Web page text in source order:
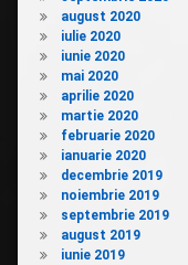
august 2020
iulie 2020
iunie 2020
mai 2020
aprilie 2020
martie 2020
februarie 2020
ianuarie 2020
decembrie 2019
noiembrie 2019
septembrie 2019
august 2019
iunie 2019